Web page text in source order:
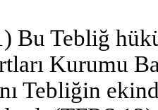
Bu Tebliğ
Kurumu
Tebliğin